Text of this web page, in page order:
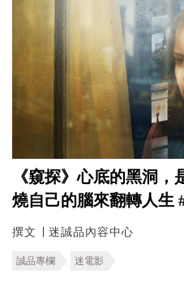
《窺探》心底的黑洞
燒自己的腦來翻轉人生
撰文 ∣ 迷誠品內容中心
誠品專欄 迷電影